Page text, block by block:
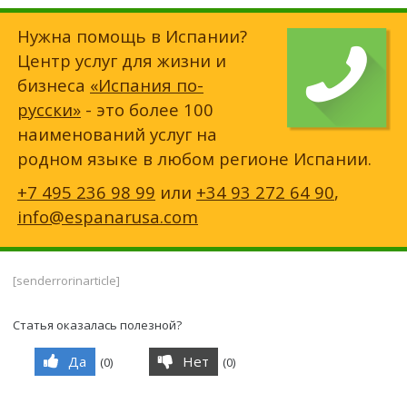
Нужна помощь в Испании?
Центр услуг для жизни и
бизнеса «Испания по-
русски» - это более 100
наименований услуг на
родном языке в любом регионе Испании.
+7 495 236 98 99 или +34 93 272 64 90,
info@espanarusa.com
[senderrorinarticle]
Статья оказалась полезной?
Да (0) Нет (0)